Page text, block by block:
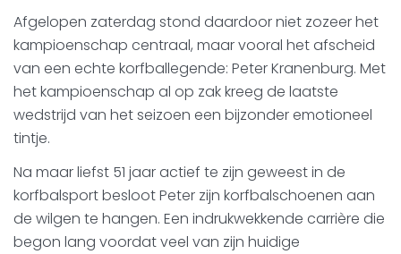
Afgelopen zaterdag stond daardoor niet zozeer het
kampioenschap centraal, maar vooral het afscheid
van een echte korfballegende: Peter Kranenburg. Met
het kampioenschap al op zak kreeg de laatste
wedstrijd van het seizoen een bijzonder emotioneel
tintje.
Na maar liefst 51 jaar actief te zijn geweest in de
korfbalsport besloot Peter zijn korfbalschoenen aan
de wilgen te hangen. Een indrukwekkende carrière die
begon lang voordat veel van zijn huidige